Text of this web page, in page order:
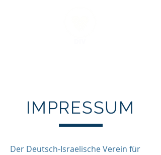
IMPRESSUM
Der Deutsch-Israelische Verein für